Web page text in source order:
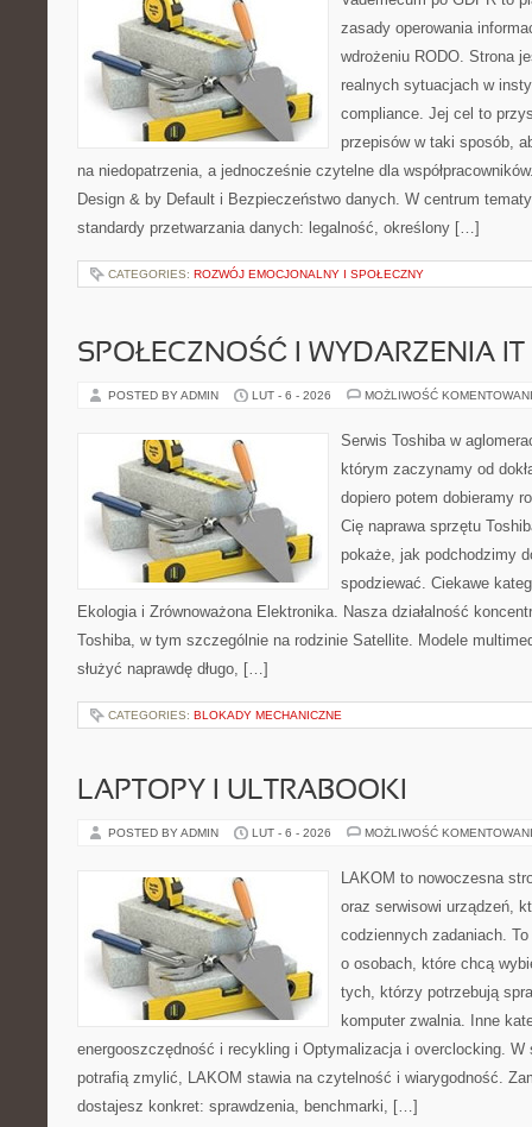
zasady operowania
wdrożeniu RODO. Strona
realnych sytuacjach w
compliance. Jej cel to
przepisów w taki sposób,
na niedopatrzenia, a jednocześnie czytelne dla
Design & by Default i Bezpieczeństwo danych. W centrum
standardy przetwarzania danych: legalność, określony […]
CATEGORIES: ROZWÓJ EMOCJONALNY I SPOŁECZNY
SPOŁECZNOŚĆ I WYDARZENIA IT
POSTED BY ADMIN LUT - 6 - 2026 MOŻLIWOŚĆ
Serwis Toshiba w
którym zaczynamy od
dopiero potem dobieramy
Cię naprawa sprzętu
pokaże, jak podchodzimy
spodziewać. Ciekawe
Ekologia i Zrównoważona Elektronika. Nasza działalność
Toshiba, w tym szczególnie na rodzinie Satellite. Modele
służyć naprawdę długo, […]
CATEGORIES: BLOKADY MECHANICZNE
LAPTOPY I ULTRABOOKI
POSTED BY ADMIN LUT - 6 - 2026 MOŻLIWOŚĆ
LAKOM to nowoczesna
oraz serwisowi urządzeń,
codziennych zadaniach.
o osobach, które chcą
tych, którzy potrzebują
komputer zwalnia. Inne
energooszczędność i recykling i Optymalizacja i overclocking. W
potrafią zmylić, LAKOM stawia na czytelność i wiarygodność.
dostajesz konkret: sprawdzenia, benchmarki, […]